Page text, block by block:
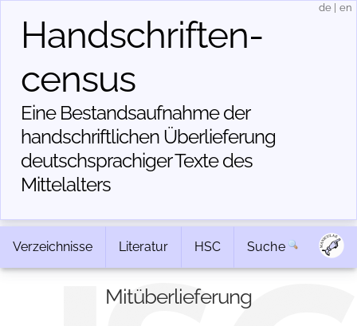
Handschriften­
census
Eine Bestandsaufnahme der
handschriftlichen Über­lieferung
deutschsprachiger Texte des
Mittelalters
de en
Verzeichnisse Literatur HSC Suche
Mitüberlieferung